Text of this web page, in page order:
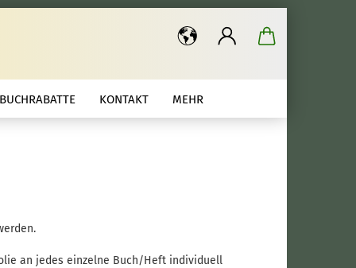
BUCHRABATTE KONTAKT MEHR
an jedes einzelne Buch/Heft individuell